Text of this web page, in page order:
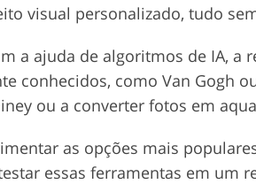
visual personalizado, tudo
a ajuda de algoritmos de IA, a
conhecidos, como Van Gogh
ou a converter fotos em
as opções mais
essas ferramentas em um